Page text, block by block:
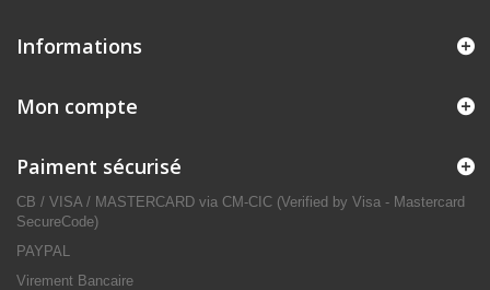
Informations
Mon compte
Paiment sécurisé
CB / VISA / MASTERCARD via CM-CIC (Verified by Visa - Mastercard
SecureCode)
PAYPAL
Virement Bancaire